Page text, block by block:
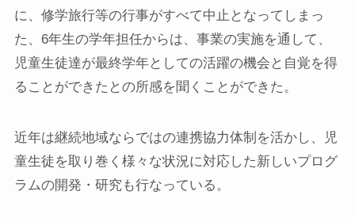
に、修学旅行等の行事がすべて中止となってしまっ
た、6年生の学年担任からは、事業の実施を通して、
児童生徒達が最終学年としての活躍の機会と自覚を得
ることができたとの所感を聞くことができた。
近年は継続地域ならではの連携協力体制を活かし、児
童生徒を取り巻く様々な状況に対応した新しいプログ
ラムの開発・研究も行なっている。